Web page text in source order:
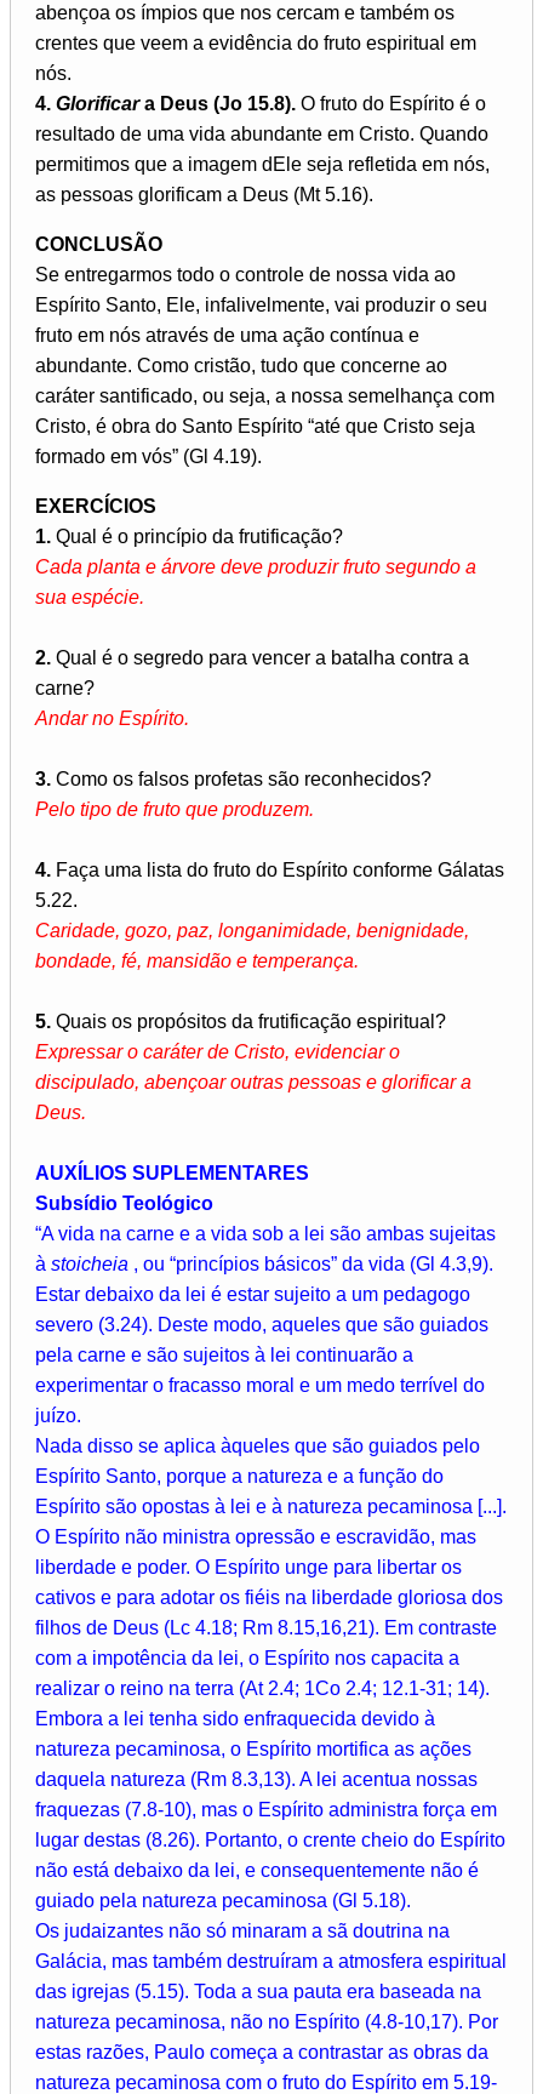
abençoa os ímpios que nos cercam e também os
crentes que veem a evidência do fruto espiritual em
nós.
4. Glorificara Deus (Jo 15.8). O fruto do Espírito é o
resultado de uma vida abundante em Cristo. Quando
permitimos que a imagem dEle seja refletida em nós,
as pessoas glorificam a Deus (Mt 5.16).
CONCLUSÃO
Se entregarmos todo o controle de nossa vida ao
Espírito Santo, Ele, infalivelmente, vai produzir o seu
fruto em nós através de uma ação contínua e
abundante. Como cristão, tudo que concerne ao
caráter santificado, ou seja, a nossa semelhança com
Cristo, é obra do Santo Espírito “até que Cristo seja
formado em vós” (Gl 4.19).
EXERCÍCIOS
1. Qual é o princípio da frutificação?
Cada planta e árvore deve produzir fruto segundo a
sua espécie.
2. Qual é o segredo para vencer a batalha contra a
carne?
Andar no Espírito.
3. Como os falsos profetas são reconhecidos?
Pelo tipo de fruto que produzem.
4. Faça uma lista do fruto do Espírito conforme Gálatas
5.22.
Caridade, gozo, paz, longanimidade, benignidade,
bondade, fé, mansidão e temperança.
5. Quais os propósitos da frutificação espiritual?
Expressar o caráter de Cristo, evidenciar o
discipulado, abençoar outras pessoas e glorificar a
Deus.
AUXÍLIOS SUPLEMENTARES
Subsídio Teológico
“A vida na carne e a vida sob a lei são ambas sujeitas
à stoicheia , ou “princípios básicos” da vida (Gl 4.3,9).
Estar debaixo da lei é estar sujeito a um pedagogo
severo (3.24). Deste modo, aqueles que são guiados
pela carne e são sujeitos à lei continuarão a
experimentar o fracasso moral e um medo terrível do
juízo.
Nada disso se aplica àqueles que são guiados pelo
Espírito Santo, porque a natureza e a função do
Espírito são opostas à lei e à natureza pecaminosa [...].
O Espírito não ministra opressão e escravidão, mas
liberdade e poder. O Espírito unge para libertar os
cativos e para adotar os fiéis na liberdade gloriosa dos
filhos de Deus (Lc 4.18; Rm 8.15,16,21). Em contraste
com a impotência da lei, o Espírito nos capacita a
realizar o reino na terra (At 2.4; 1Co 2.4; 12.1-31; 14).
Embora a lei tenha sido enfraquecida devido à
natureza pecaminosa, o Espírito mortifica as ações
daquela natureza (Rm 8.3,13). A lei acentua nossas
fraquezas (7.8-10), mas o Espírito administra força em
lugar destas (8.26). Portanto, o crente cheio do Espírito
não está debaixo da lei, e consequentemente não é
guiado pela natureza pecaminosa (Gl 5.18).
Os judaizantes não só minaram a sã doutrina na
Galácia, mas também destruíram a atmosfera espiritual
das igrejas (5.15). Toda a sua pauta era baseada na
natureza pecaminosa, não no Espírito (4.8-10,17). Por
estas razões, Paulo começa a contrastar as obras da
natureza pecaminosa com o fruto do Espírito em 5.19-